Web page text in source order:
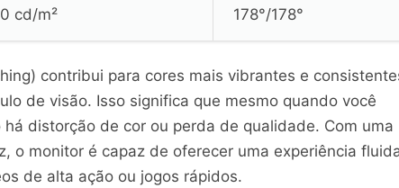
cd/m² 178°/178°
contribui para cores mais vibrantes e
de visão. Isso significa que mesmo quando você
distorção de cor ou perda de qualidade. Com uma
o monitor é capaz de oferecer uma experiência
de alta ação ou jogos rápidos.